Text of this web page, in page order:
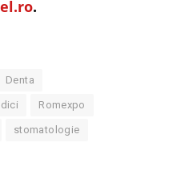
.
Denta
Romexpo
stomatologie